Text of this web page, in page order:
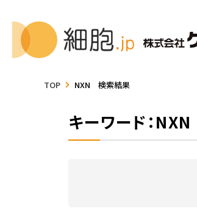
TOP NXN 検索結果
キーワード：NXN